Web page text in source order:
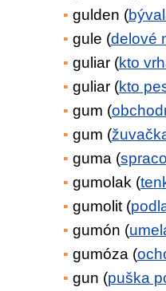
gulden (
gule (delové
guliar (kto
guliar (kto
gum (
gum (
guma (
gumolak (
gumolit (
gumón (
gumóza (
gun (puška